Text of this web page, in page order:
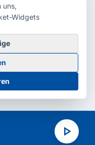
play_arrow
durch dieMedienagentur
Impressum
uns,
Widgets